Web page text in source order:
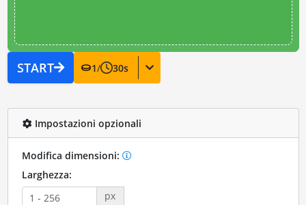
START 1/ 30s
Impostazioni opzionali
Modifica dimensioni:
Larghezza:
px